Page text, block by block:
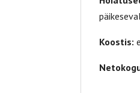
Koostis: